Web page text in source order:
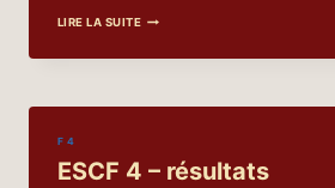
LIRE LA SUITEESCF
4
RÉSULTATS
F 4
ESCF 4 – résultats